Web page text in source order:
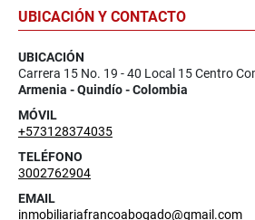
UBICACIÓN Y CONTACTO
UBICACIÓN
Carrera 15 No. 19 - 40 Local 15 Centro
Armenia - Quindío - Colombia
MÓVIL
+573128374035
TELÉFONO
3002762904
EMAIL
inmobiliariafrancoabogado@gmail.com